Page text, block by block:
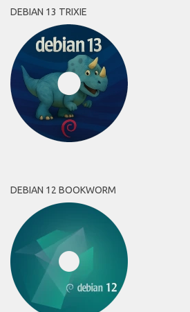
DEBIAN 13 TRIXIE
DEBIAN 12 BOOKWORM